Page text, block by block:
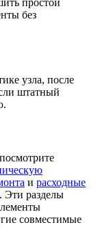
без
узла, после
штатный
и расходные
. Эти разделы
совместимые